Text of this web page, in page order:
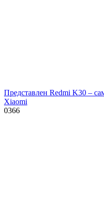
Представлен Redmi K30 –
Xiaomi
0366